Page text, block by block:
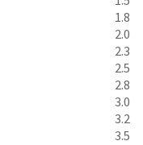
1.8
2.0
2.3
2.5
2.8
3.0
3.2
3.5